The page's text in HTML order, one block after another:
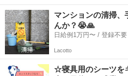
マンションの清掃、
んか？😭🙏
日給例1万円
Lacotto
☆寝具用のシーツを